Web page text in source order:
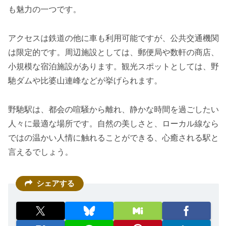
も魅力の一つです。
アクセスは鉄道の他に車も利用可能ですが、公共交通機関
は限定的です。周辺施設としては、郵便局や数軒の商店、
小規模な宿泊施設があります。観光スポットとしては、野
馳ダムや比婆山連峰などが挙げられます。
野馳駅は、都会の喧騒から離れ、静かな時間を過ごしたい
人々に最適な場所です。自然の美しさと、ローカル線なら
ではの温かい人情に触れることができる、心癒される駅と
言えるでしょう。
シェアする